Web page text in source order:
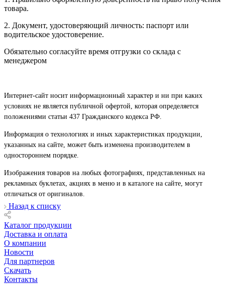
товара.
2. Документ, удостоверяющий личность: паспорт или
водительское удостоверение.
Обязательно согласуйте время отгрузки со склада с
менеджером
Интернет-сайт носит информационный характер и ни при каких
условиях не является публичной офертой, которая определяется
положениями статьи 437 Гражданского кодекса РФ.
Информация о технологиях и иных характеристиках продукции,
указанных на сайте, может быть изменена производителем в
одностороннем порядке.
Изображения товаров на любых фотографиях, представленных на
рекламных буклетах, акциях в меню и в каталоге на сайте, могут
отличаться от оригиналов.
Назад к списку
Каталог продукции
Доставка и оплата
О компании
Новости
Для партнеров
Скачать
Контакты